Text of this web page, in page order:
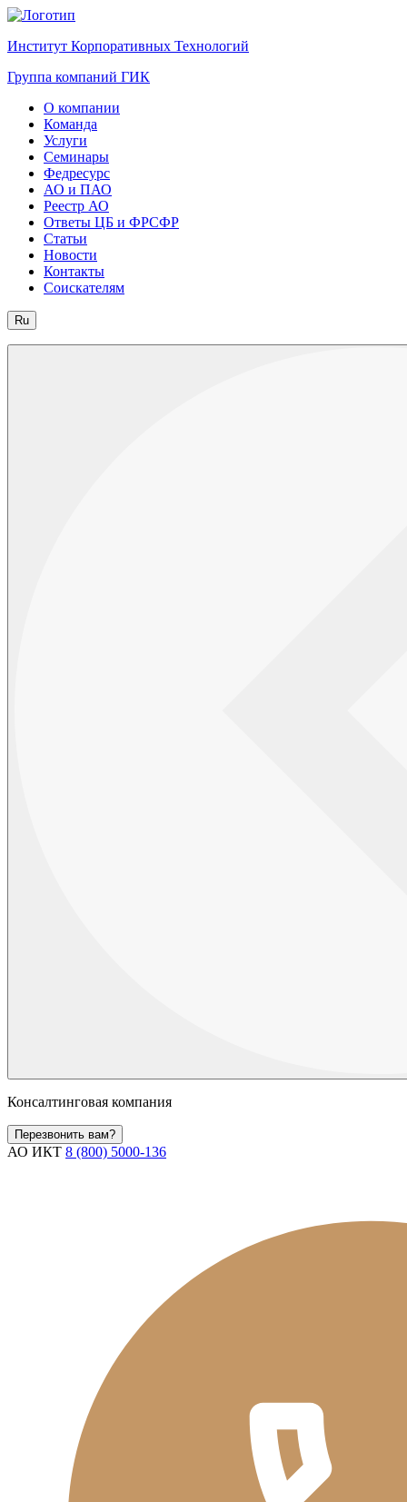
Институт Корпоративных Технологий
Группа компаний ГИК
О компании
Команда
Услуги
Семинары
Федресурс
АО и ПАО
Реестр АО
Ответы ЦБ и ФРСФР
Статьи
Новости
Контакты
Соискателям
Ru
Консалтинговая компания
Перезвонить вам?
АО ИКТ 8 (800) 5000-136